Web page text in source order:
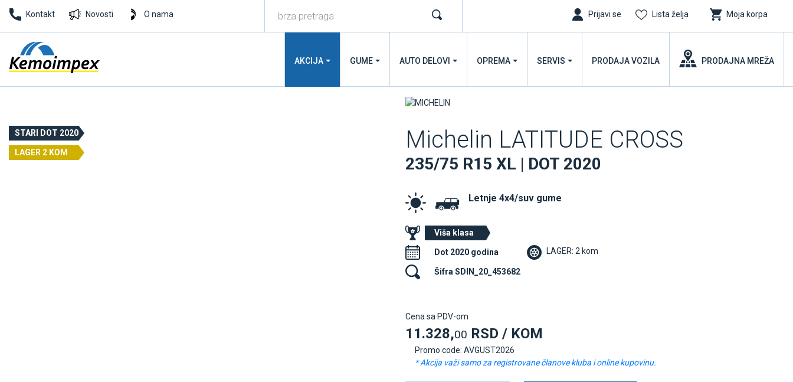
Kontakt Novosti O nama Prijavi se Lista želja Moja korpa
AKCIJA GUME AUTO DELOVI OPREMA SERVIS PRODAJA VOZILA PRODAJNA MREŽA
STARI DOT 2020
LAGER 2 KOM Michelin LATITUDE CROSS
235/75 R15 XL | DOT 2020
Letnje 4x4/suv gume
Viša klasa
Dot 2020 godina LAGER: 2 kom
Šifra SDIN_20_453682
Cena sa PDV-om
11.328,00 RSD / KOM
Promo code: AVGUST2026
* Akcija važi samo za registrovane članove kluba i online kupovinu.